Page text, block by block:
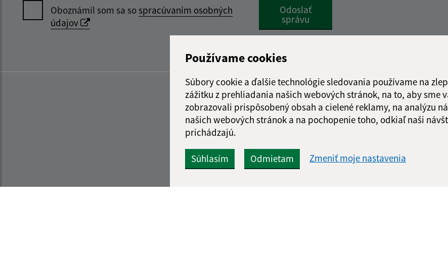
Používame cookies
Súbory cookie a ďalšie technológie sledovania používame na
zážitku z prehliadania našich webových stránok, na to, aby sme
zobrazovali prispôsobený obsah a cielené reklamy, na analýzu
našich webových stránok a na pochopenie toho, odkiaľ naši
prichádzajú.
Súhlasím Odmietam Zmeniť moje nastavenia
Oboznámil som sa sospracúvaním osobných
údajov
Google reCaptcha Response
Odoslať
správu